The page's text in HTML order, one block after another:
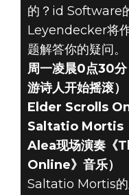
的？id Software
Leyendecker将
题解答你的疑问。
周一凌晨0点30
游诗人开始摇滚
Elder Scrolls
Saltatio Mortis
Alea现场演奏《
Online》音乐）
Saltatio Mortis的